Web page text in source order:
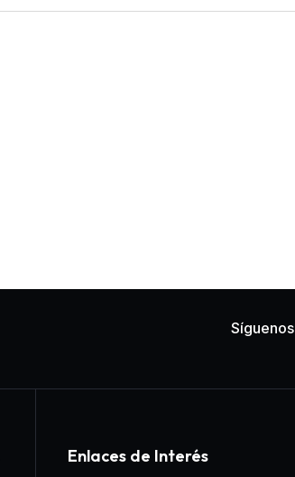
Síguenos
Enlaces de Interés